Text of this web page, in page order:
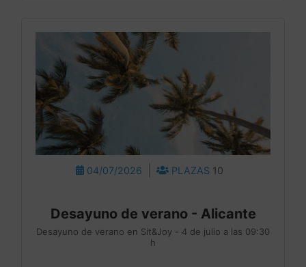
04/07/2026 PLAZAS 10
Desayuno de verano - Alicante
Desayuno de verano en Sit&Joy - 4 de julio a las 09:30
h